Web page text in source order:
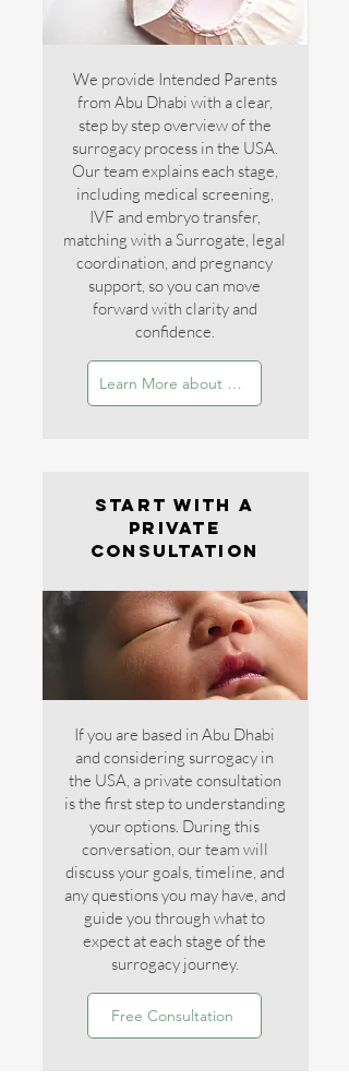
We provide Intended Parents
from Abu Dhabi with a clear,
step by step overview of the
surrogacy process in the USA.
Our team explains each stage,
including medical screening,
IVF and embryo transfer,
matching with a Surrogate, legal
coordination, and pregnancy
support, so you can move
forward with clarity and
confidence.
Learn More about the Process
Start with a
Private
Consultation
If you are based in Abu Dhabi
and considering surrogacy in
the USA, a private consultation
is the first step to understanding
your options. During this
conversation, our team will
discuss your goals, timeline, and
any questions you may have, and
guide you through what to
expect at each stage of the
surrogacy journey.
Free Consultation